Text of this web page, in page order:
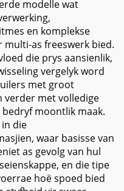
modelle wat
en komplekse
as freeswerk bied.
die prys aansienlik,
vergelyk word
met groot
verder met volledige
moontlik maak.
die
waar basisse van
as gevolg van hul
en die tipe
hoë spoed bied